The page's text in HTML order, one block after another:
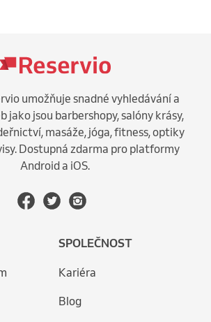
umožňuje snadné vyhledávání a
jako jsou barbershopy, salóny krásy,
masáže, jóga, fitness, optiky
Dostupná zdarma pro platformy
Android a iOS.
SPOLEČNOST
Kariéra
Blog